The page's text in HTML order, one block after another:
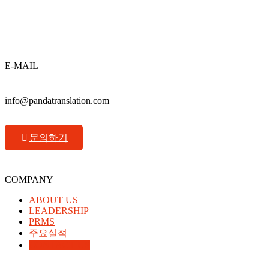
E-MAIL
info@pandatranslation.com
문의하기
COMPANY
ABOUT US
LEADERSHIP
PRMS
주요실적